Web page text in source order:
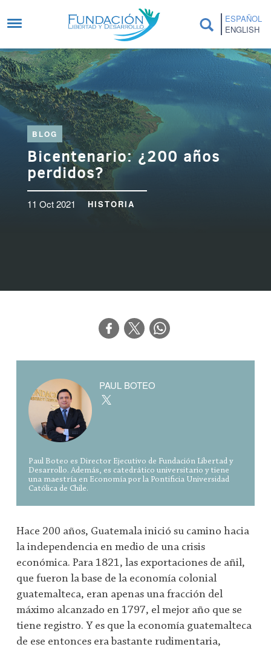
ESPAÑOL
ENGLISH
BLOG
Bicentenario: ¿200 años
perdidos?
11 Oct 2021 HISTORIA
Hace 200 años, Guatemala inició su camino hacia
la independencia en medio de una crisis
económica. Para 1821, las exportaciones de añil,
que fueron la base de la economía colonial
guatemalteca, eran apenas una fracción del
máximo alcanzado en 1797, el mejor año que se
tiene registro. Y es que la economía guatemalteca
de ese entonces era bastante rudimentaria,
PAUL BOTEO
Paul Boteo es Director Ejecutivo de Fundación Libertad y
Desarrollo. Además, es catedrático universitario y tiene
una maestría en Economía por la Pontificia Universidad
Católica de Chile.